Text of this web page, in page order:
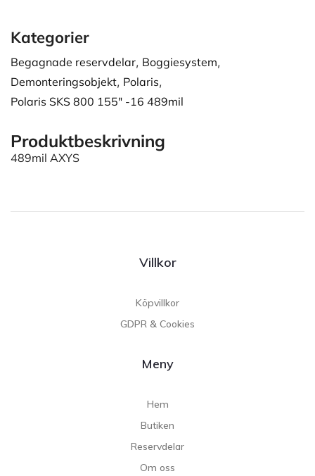
Kategorier
Begagnade reservdelar, Boggiesystem,
Demonteringsobjekt, Polaris,
Polaris SKS 800 155" -16 489mil
Produktbeskrivning
489mil AXYS
Villkor
Köpvillkor
GDPR & Cookies
Meny
Hem
Butiken
Reservdelar
Om oss